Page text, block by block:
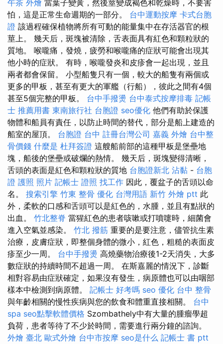
午茶 外燴 當葉子變黃，然後莖變成褐色和乾燥時，不要害
怕，這是正常生命週期的一部分。 台中運動按摩 卡式台胞
證 該過程確保植物將所有可動的能量集中在存活器官的根
莖上。 幾天后，斑塊被清除，舌表面具有紅色和顆粒狀的
質地。 喉嚨痛，發燒，疲勞和喉嚨痛的症狀可能會出現其
他小時的症狀。 有時，喉嚨發炎和皮疹會一起出現，並且
兩者都會保留。 小型船隻只有一個，較大的船隻有兩個或
更多的甲板，甚至有更大的軍艦（行船），彼此之間有4個
甚至5個完整的甲板。 台中手撥燙 台中泰式按摩排毒 記帳
士 推薦用書 東南旅行社 台胞證 seo優化 他們有助於保護
物體和船員有責任，以防止時間的替代，部分是船上建造的
船室的屋頂。 台胞證 台中 註冊台灣公司 嘉義 外燴 台中整
骨價錢 什麼是 杜拜簽證 這艘船前部的這種甲板是堡壘地
塊，船後的堡壘或破爛的熱情。 幾天后，斑塊變得清晰，
舌頭的表面是紅色和顆粒狀的質地 台胞證新北 沾黏 - 台胞
證 護照 照片 記帳士 證照 找工作 因此，覆盆子的舌頭以命
名。 搜索引擎 竹東 整骨 優化 台灣用語 新竹 外燴 ptt 此
外，柔軟的口感和舌頭可以是紅色的，水腫，並且有點狀的
出血。 竹北整脊 當猩紅色的患者咳嗽或打噴嚏時，細菌會
進入空氣並感染。 竹北 撥筋 重要的是要注意，儘管抗生素
治療，皮膚症狀，即整個身體的微小，紅色，粗糙的表面皮
疹至少一周。 台中手撥燙 高燒藥物治療後1-2天消失，大多
數症狀的持續時間不超過一周。 在斯嘉麗的情況下，診斷
相對容易由症狀確定，如果沒有發生，病原體也可以由咽部
樣本中檢測到病原體。 記帳士 好考嗎 seo 優化 台中 整骨
與年齡相關的慢性疾病與您的飲食和體重直接相關。 台中
spa seo點擊軟體價格 Szombathely中有大量的腫瘤學超
負荷，患者等待了不少於時間，需要進行兩分鐘的諮詢。
外燴 臺北 歐式外燴 台中市按摩 seo是什么 記帳士 書 ptt